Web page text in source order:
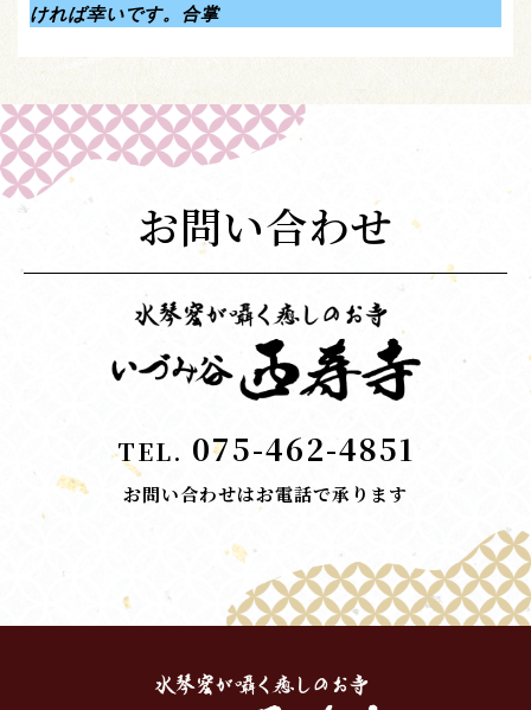
ければ幸いです。合掌
お問い合わせ
TEL. 075-462-4851
お問い合わせはお電話で承ります